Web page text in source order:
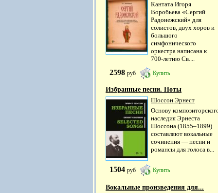
Кантата Игоря
Воробьева «Сергий
Радонежский» для
солистов, двух хоров и
большого
симфонического
оркестра написана к
700-летию Св....
2598 руб Купить
Избранные песни. Ноты
Шоссон Эрнест
Основу
наследия Эрнеста
Шоссона (1855–1899)
составляют вокальные
сочинения — песни и
романсы для голоса в...
1504 руб Купить
Вокальные произведения для...